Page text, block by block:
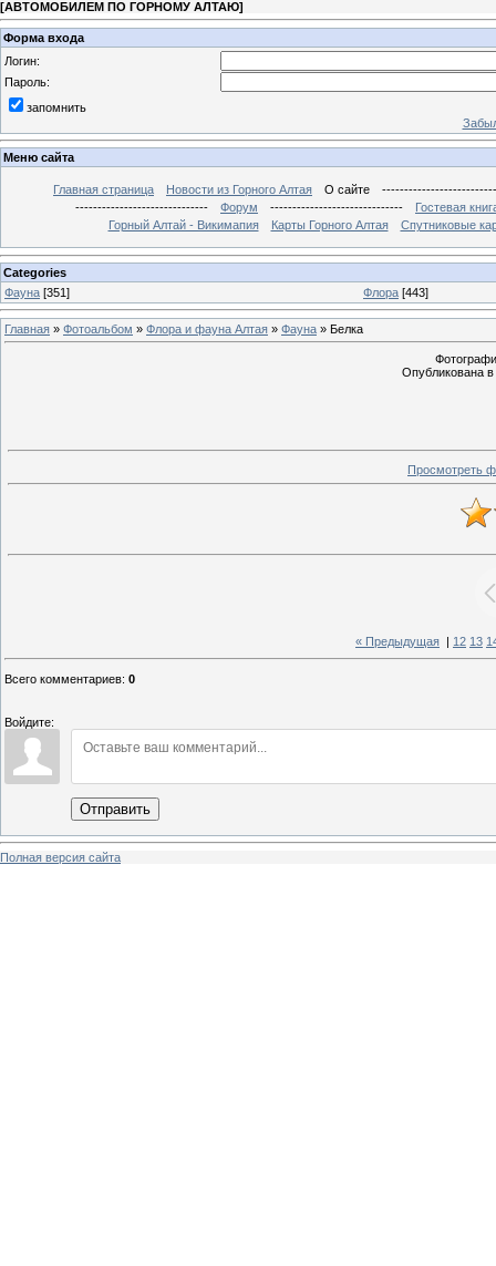
[АВТОМОБИЛЕМ ПО ГОРНОМУ АЛТАЮ]
Форма входа
Логин:
Пароль:
запомнить
Меню сайта
Главная страница Новости из Горного Алтая О сайте
------------------------------
Форум ------------------------------
Гостевая
Горный Алтай - Викимапия
Карты Горного Алтая Спутниковые
Categories
Фауна [351] Флора [443]
Главная » Фотоальбом » Флора и фауна Алтая » Фауна » Белка
Опубликована в
Просмотреть
« Предыдущая 12 13
Всего комментариев: 0
Войдите:
Отправить
Полная версия сайта